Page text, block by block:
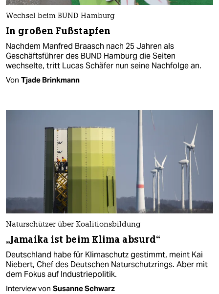
Wechsel beim BUND Hamburg
In großen Fußstapfen
Nachdem Manfred Braasch nach 25 Jahren als
Geschäftsführer des BUND Hamburg die Seiten
wechselte, tritt Lucas Schäfer nun seine Nachfolge an.
Von Tjade Brinkmann
Naturschützer über Koalitionsbildung
„Jamaika ist beim Klima absurd“
Deutschland habe für Klimaschutz gestimmt, meint Kai
Niebert, Chef des Deutschen Naturschutzrings. Aber mit
dem Fokus auf Industriepolitik.
Interview von Susanne Schwarz